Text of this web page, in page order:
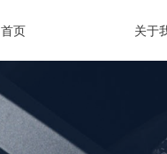
首页 关于